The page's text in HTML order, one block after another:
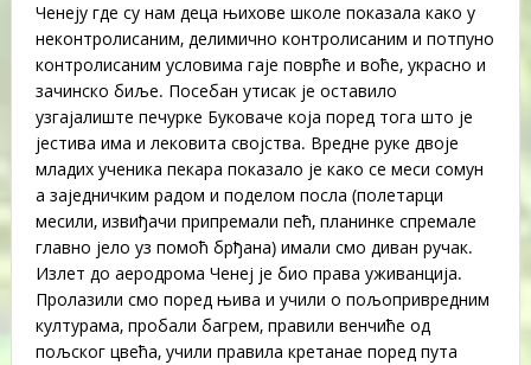
Ченеју где су нам деца њихове школе показала како у
неконтролисаним, делимично контролисаним и потпуно
контролисаним условима гаје поврће и воће, украсно и
зачинско биље. Посебан утисак је оставило
узгајалиште печурке Буковаче која поред тога што је
јестива има и лековита својства. Вредне руке двоје
младих ученика пекара показало је како се меси сомун
а заједничким радом и поделом посла (полетарци
месили, извиђачи припремали пећ, планинке спремале
главно јело уз помоћ брђана) имали смо диван ручак.
Излет до аеродрома Ченеј је био права уживанција.
Пролазили смо поред њива и учили о пољопривредним
културама, пробали багрем, правили венчиће од
пољског цвећа, учили правила кретанае поред пута